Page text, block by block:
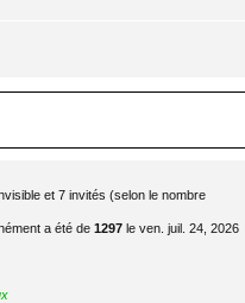
et 7 invités (selon le nombre
a été de 1297 le ven. juil. 24, 2026